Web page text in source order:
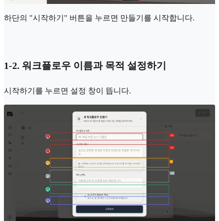
하단의 "시작하기" 버튼을 누르면 만들기를 시작합니다.
1-2. 워크플로우 이름과 목적 설정하기
시작하기를 누르면 설정 창이 뜹니다.